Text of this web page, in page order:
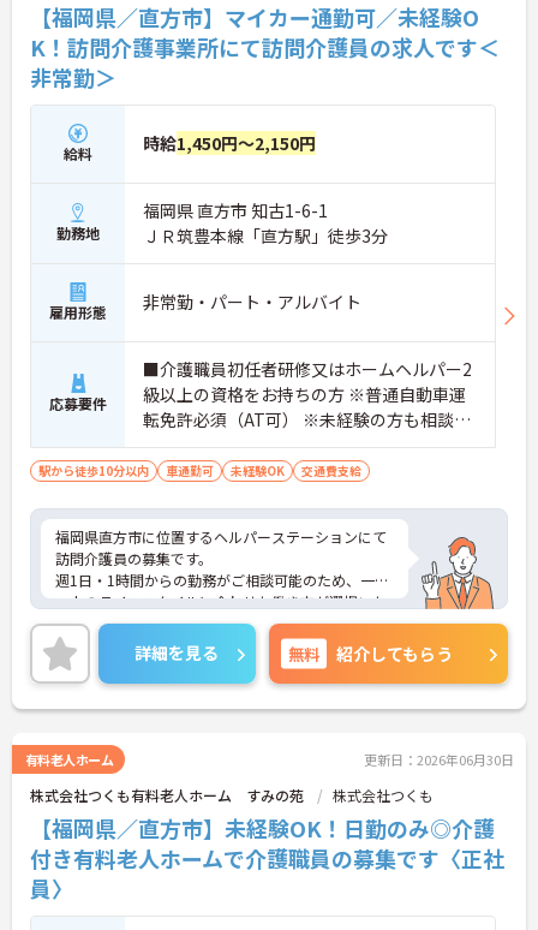
【福岡県／直方市】マイカー通勤可／未経験O
K！訪問介護事業所にて訪問介護員の求人です＜
非常勤＞
給料 時給1,450円～2,150円
勤務地
福岡県 直方市 知古1-6-1
ＪＲ筑豊本線「直方駅」徒歩3分
雇用形態 非常勤・パート・アルバイト
応募要件
■介護職員初任者研修又はホームヘルパー2
級以上の資格をお持ちの方 ※普通自動車運
転免許必須（AT可） ※未経験の方も相談可
能 ※基本的なPCスキルお持ちの方
駅から徒歩10分以内 車通勤可 未経験OK 交通費支給
福岡県直方市に位置するヘルパーステーションにて
訪問介護員の募集です。
週1日・1時間からの勤務がご相談可能のため、一人
一人のライフスタイルに合わせた働き方が選択いた
だけます！
ご興味のある方には、面接対策ポイントなどさらに
詳細をお話いたしますので、お気軽にご相談くださ
い。
詳細を見る 無料 紹介してもらう
有料老人ホーム 更新日：2026年06月30日
株式会社つくも有料老人ホーム すみの苑 株式会社つくも
【福岡県／直方市】未経験OK！日勤のみ◎介護
付き有料老人ホームで介護職員の募集です〈正社
員〉